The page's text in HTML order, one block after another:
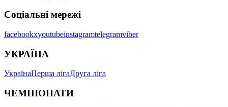
Соціальні мережі
facebookxyoutubeinstagramtelegramviber
УКРАЇНА
УкраїнаПерша лігаДруга ліга
ЧЕМПІОНАТИ